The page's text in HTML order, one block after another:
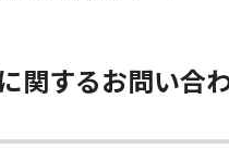
関するお問い合